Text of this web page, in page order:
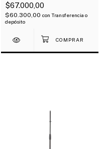
$67.000,00
$60.300,00 con Transferencia o
depósito